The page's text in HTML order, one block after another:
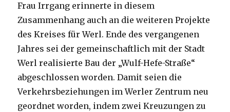
Frau Irrgang erinnerte in diesem
Zusammenhang auch an die weiteren Projekte
des Kreises für Werl. Ende des vergangenen
Jahres sei der gemeinschaftlich mit der Stadt
Werl realisierte Bau der „Wulf-Hefe-Straße“
abgeschlossen worden. Damit seien die
Verkehrsbeziehungen im Werler Zentrum neu
geordnet worden, indem zwei Kreuzungen zu